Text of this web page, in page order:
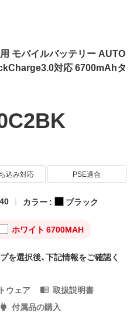
モバイルバッテリー AUTO
対応 6700mAhタ
込み対応 PSE適合
カラー : ブラック
ホワイト 6700MAH
を選択後、下記情報をご確認く
ウェア
取扱説明書
付属品の購入